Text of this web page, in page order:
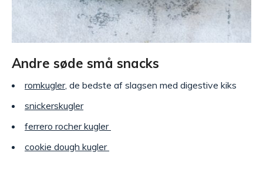
Andre søde små snacks
romkugler, de bedste af slagsen med digestive kiks
snickerskugler
ferrero rocher kugler
cookie dough kugler